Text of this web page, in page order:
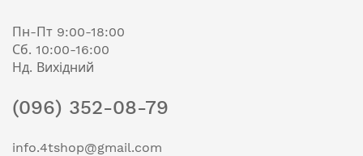
Пн-Пт 9:00-18:00
Сб. 10:00-16:00
Нд. Вихідний
(096) 352-08-79
info.4tshop@gmail.com